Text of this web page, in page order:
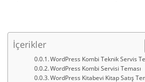
İçerikler
WordPress Kombi Teknik Servis
WordPress Kombi Servisi Teması
WordPress Kitabevi Kitap Satış